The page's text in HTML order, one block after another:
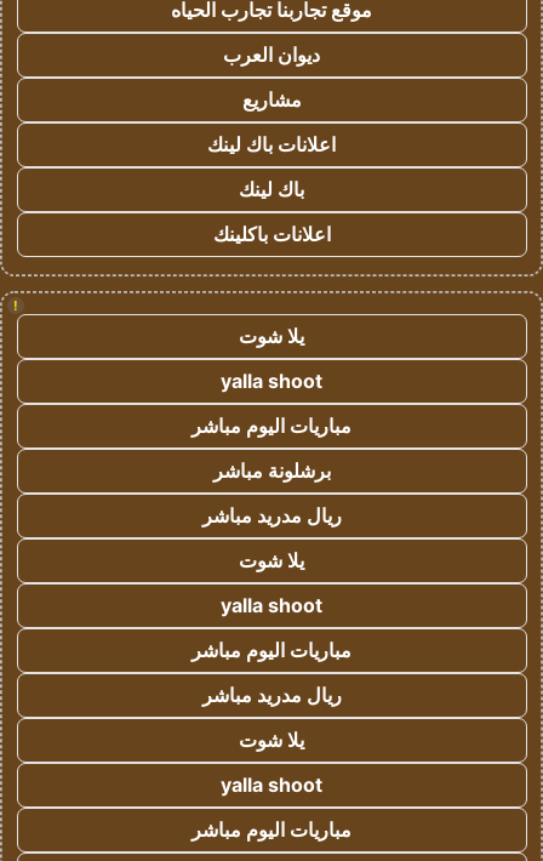
موقع تجاربنا تجارب الحياه
ديوان العرب
مشاريع
اعلانات باك لينك
باك لينك
اعلانات باكلينك
!
يلا شوت
yalla shoot
مباريات اليوم مباشر
برشلونة مباشر
ريال مدريد مباشر
يلا شوت
yalla shoot
مباريات اليوم مباشر
ريال مدريد مباشر
يلا شوت
yalla shoot
مباريات اليوم مباشر